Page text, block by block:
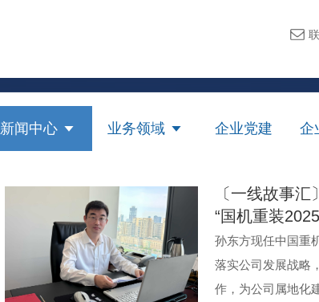
新闻中心 业务领域 企业党建 企
〔一线故事
“国机重装
孙东方现任中国重
落实公司发展战略
作，为公司属地化